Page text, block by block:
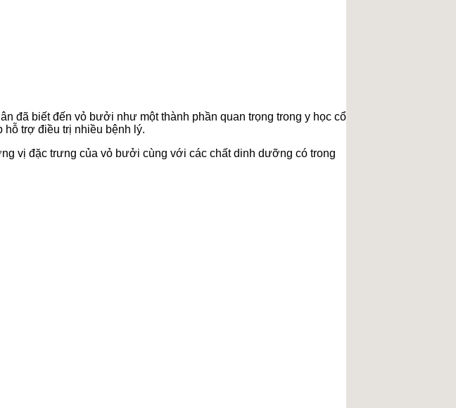
đã biết đến vỏ bưởi như một thành phần quan trọng trong y học cổ
trợ điều trị nhiều bệnh lý.
vị đặc trưng của vỏ bưởi cùng với các chất dinh dưỡng có trong